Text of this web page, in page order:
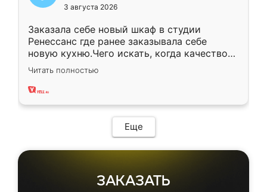
3 августа 2026
Заказала себе новый шкаф в студии
Ренессанс где ранее заказывала себе
новую кухню.Чего искать, когда качеством
вполне довольна. Служит кухня уже почти
два года, нареканий нет.
Читать полностью
Еще
ЗАКАЗАТЬ